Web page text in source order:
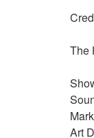
The
Art